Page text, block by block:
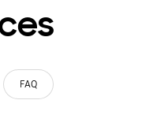
FAQ